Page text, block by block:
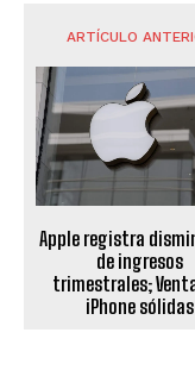
ARTÍCULO
Apple registra
de ingresos
trimestrales;
iPhone sólidas